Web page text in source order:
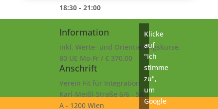
18:30 - 21:00
Information
inkl. Werte- und Orientierungskurse.
80 UE Mo-Fr / € 370,00
Anschrift
Verein Fit für Integration
Karl-Meißl-Straße 6/6 - 9A
A - 1200 Wien
Klicke
auf
"Ich
stimme
zu",
um
Google